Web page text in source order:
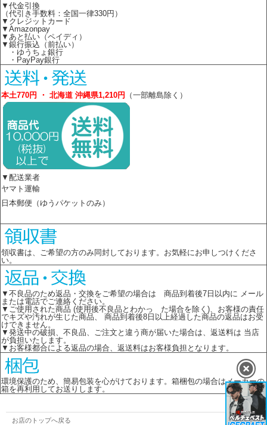
▼代金引換
（代引き手数料：全国一律330円）
▼クレジットカード
▼Amazonpay
▼あと払い（ペイディ）
▼銀行振込（前払い）
・ゆうちょ銀行
・PayPay銀行
本土770円 ・ 北海道 沖縄県1,210円 （一部離島除く）
▼配送業者
ヤマト運輸
日本郵便（ゆうパケットのみ）
領収書は、ご希望の方のみ同封しております。お気軽にお申しつけくださ
い。
▼不良品のため返品・交換をご希望の場合は 商品到着後7日以内に メール
または電話でご連絡ください。
▼ご使用された商品 (使用後不良品とわかっ た場合を除く)、お客様の責任
でキズや汚れが生じた商品、 商品到着後8日以上経過した商品の返品はお受
けできません。
▼発送中の破損、不良品、ご注文と違う商が届いた場合は、返送料は 当店
が負担いたします。
▼お客様都合による返品の場合、返送料はお客様負担となります。
環境保護のため、簡易包装を心がけております。箱梱包の場合はメーカーの
箱を再利用してお送りします。
お店のトップへ戻る